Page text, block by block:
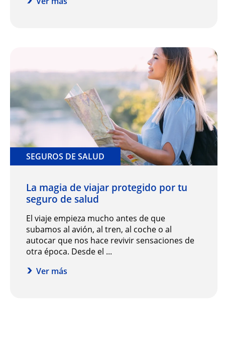
SEGUROS DE SALUD
La magia de viajar protegido por tu
seguro de salud
El viaje empieza mucho antes de que
subamos al avión, al tren, al coche o al
autocar que nos hace revivir sensaciones de
otra época. Desde el ...
Ver más